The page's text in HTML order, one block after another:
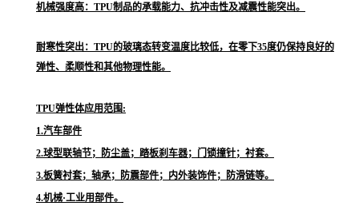
机械强度高：TPU制品的承载能力、抗冲击性及减震性能突出。
耐寒性突出：TPU的玻璃态转变温度比较低，在零下35度仍保持良好的
弹性、柔顺性和其他物理性能。
TPU弹性体应用范围:
1.汽车部件
2.球型联轴节；防尘盖；踏板刹车器；门锁撞针；衬套。
3.板簧衬套；轴承；防震部件；内外装饰件；防滑链等。
4.机械·工业用部件。